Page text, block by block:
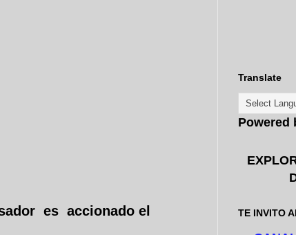
es accionado el
Translate
Powered
TE INVITO